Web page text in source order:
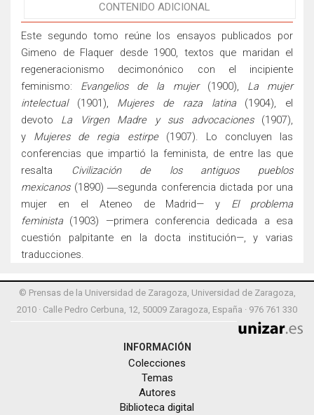
CONTENIDO ADICIONAL
Este segundo tomo reúne los ensayos publicados por
Gimeno de Flaquer desde 1900, textos que maridan el
regeneracionismo decimonónico con el incipiente
feminismo: Evangelios de la mujer(1900), La mujer
intelectual(1901), Mujeres de raza latina(1904), el
devoto La Virgen Madre y sus advocaciones(1907),
y Mujeres de regia estirpe(1907). Lo concluyen las
conferencias que impartió la feminista, de entre las que
resalta
Civilización de los antiguos pueblos
mexicanos (1890) ―segunda conferencia dictada por una
mujer en el Ateneo de Madrid— y El problema
feminista (1903) —primera conferencia dedicada a esa
cuestión palpitante en la docta institución—, y varias
traducciones.
© Prensas de la Universidad de Zaragoza, Universidad de Zaragoza,
2010 · Calle Pedro Cerbuna, 12, 50009 Zaragoza, España · 976 761 330
INFORMACIÓN
Colecciones
Temas
Autores
Biblioteca digital